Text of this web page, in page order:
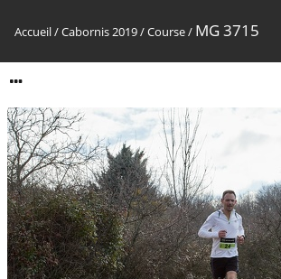
Accueil/Cabornis 2019/Course/ MG 3715